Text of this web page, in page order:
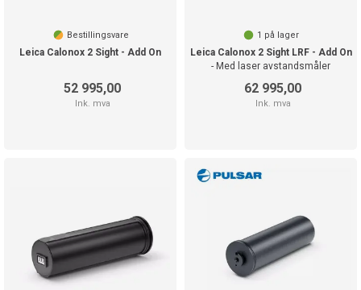
Bestillingsvare
Leica Calonox 2 Sight - Add On
52 995,00
Ink. mva
1 på lager
Leica Calonox 2 Sight LRF - Add On
- Med laser avstandsmåler
62 995,00
Ink. mva